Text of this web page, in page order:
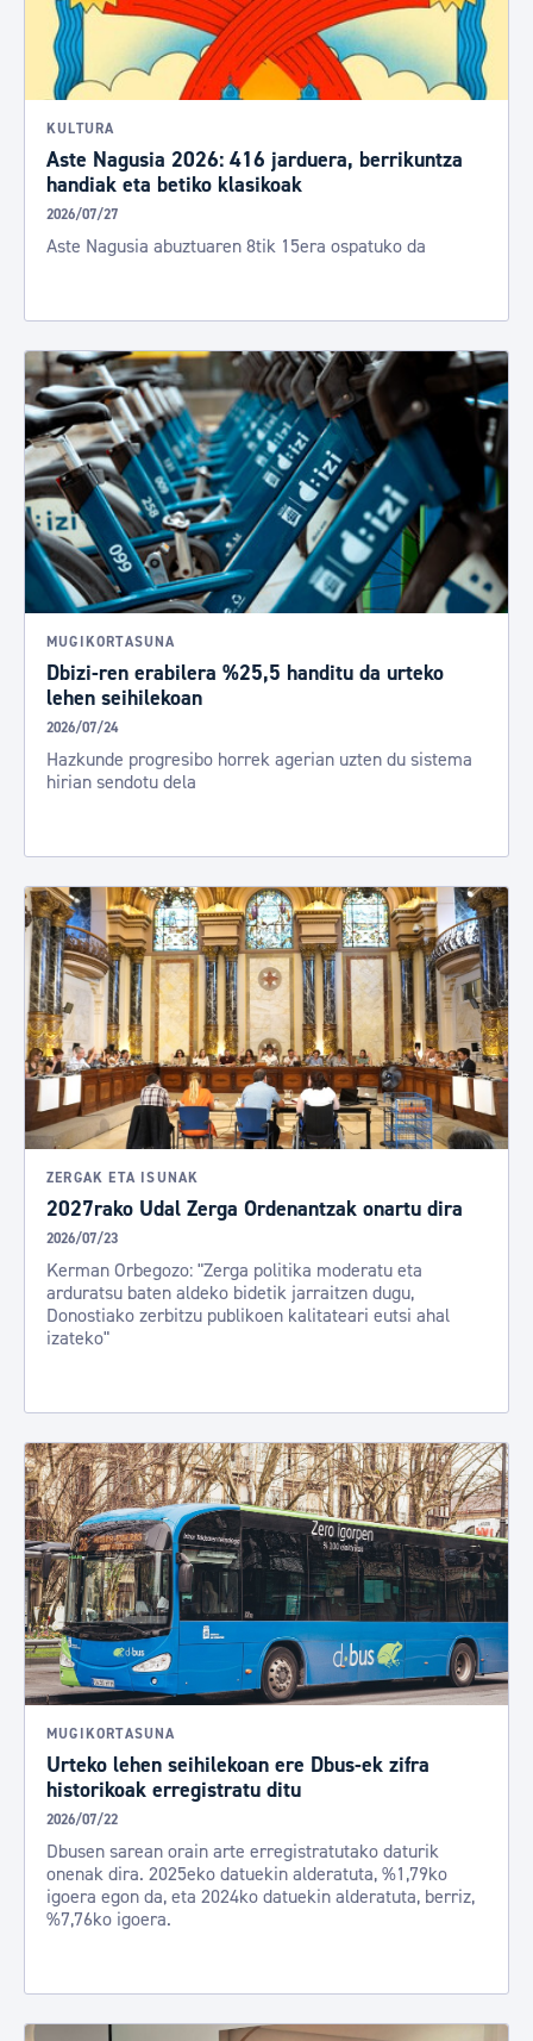
KULTURA
Aste Nagusia 2026: 416 jarduera, berrikuntza
handiak eta betiko klasikoak
2026/07/27
Aste Nagusia abuztuaren 8tik 15era ospatuko da
MUGIKORTASUNA
Dbizi-ren erabilera %25,5 handitu da urteko
lehen seihilekoan
2026/07/24
Hazkunde progresibo horrek agerian uzten du sistema
hirian sendotu dela
ZERGAK ETA ISUNAK
2027rako Udal Zerga Ordenantzak onartu dira
2026/07/23
Kerman Orbegozo: "Zerga politika moderatu eta
arduratsu baten aldeko bidetik jarraitzen dugu,
Donostiako zerbitzu publikoen kalitateari eutsi ahal
izateko"
MUGIKORTASUNA
Urteko lehen seihilekoan ere Dbus-ek zifra
historikoak erregistratu ditu
2026/07/22
Dbusen sarean orain arte erregistratutako daturik
onenak dira. 2025eko datuekin alderatuta, %1,79ko
igoera egon da, eta 2024ko datuekin alderatuta, berriz,
%7,76ko igoera.